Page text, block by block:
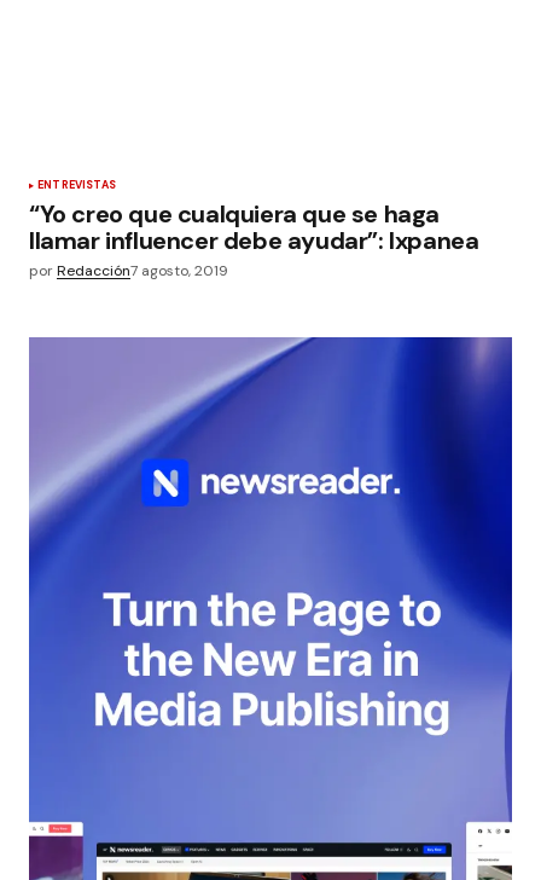
ENTREVISTAS
“Yo creo que cualquiera que se haga
llamar influencer debe ayudar”: Ixpanea
porRedacción7 agosto, 2019